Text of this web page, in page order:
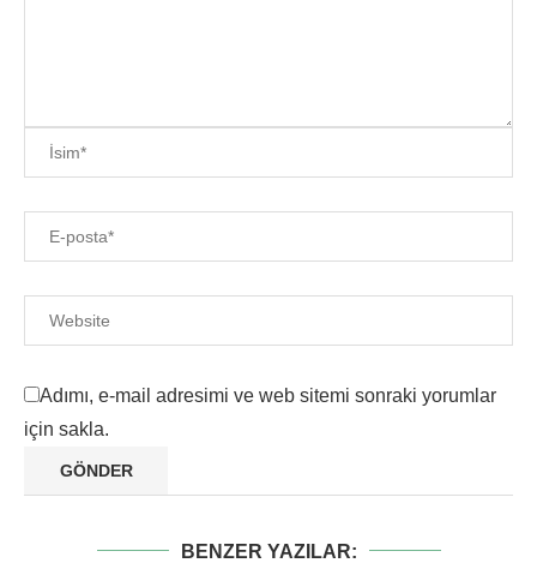
Adımı, e-mail adresimi ve web sitemi sonraki yorumlar
için sakla.
BENZER YAZILAR: